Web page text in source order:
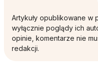
Artykuły opublikowane w
wyłącznie poglądy ich
opinie, komentarze nie
redakcji.